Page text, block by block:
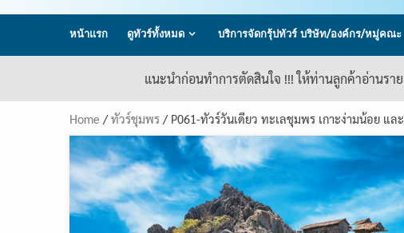
หน้าแรก ดูทัวร์ทั้งหมด บริการจัดกรุ้ปทัวร์ บริษัท/องค์กร/หมู่คณะ
แนะนำก่อนทำการตัดสินใจ !!! ให้ท่านลูกค้าอ่านร
Home /ทัวร์ชุมพร / P061-ทัวร์วันเดียว ทะเลชุมพร เกาะง่ามน้อย แล